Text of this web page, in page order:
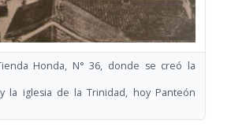
Honda, N° 36, donde se creó la
la iglesia de la Trinidad, hoy Panteón